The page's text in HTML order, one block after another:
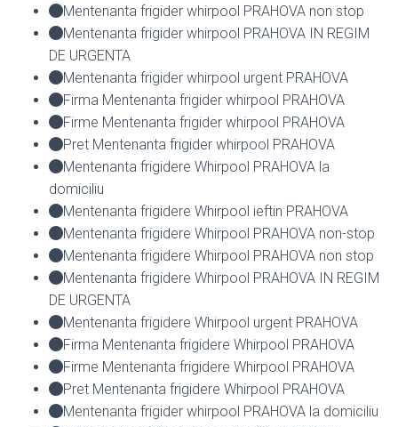
Mentenanta frigider whirpool PRAHOVA non stop
Mentenanta frigider whirpool PRAHOVA IN REGIM
DE URGENTA
Mentenanta frigider whirpool urgent PRAHOVA
Firma Mentenanta frigider whirpool PRAHOVA
Firme Mentenanta frigider whirpool PRAHOVA
Pret Mentenanta frigider whirpool PRAHOVA
Mentenanta frigidere Whirpool PRAHOVA la
domiciliu
Mentenanta frigidere Whirpool ieftin PRAHOVA
Mentenanta frigidere Whirpool PRAHOVA non-stop
Mentenanta frigidere Whirpool PRAHOVA non stop
Mentenanta frigidere Whirpool PRAHOVA IN REGIM
DE URGENTA
Mentenanta frigidere Whirpool urgent PRAHOVA
Firma Mentenanta frigidere Whirpool PRAHOVA
Firme Mentenanta frigidere Whirpool PRAHOVA
Pret Mentenanta frigidere Whirpool PRAHOVA
Mentenanta frigider whirpool PRAHOVA la domiciliu